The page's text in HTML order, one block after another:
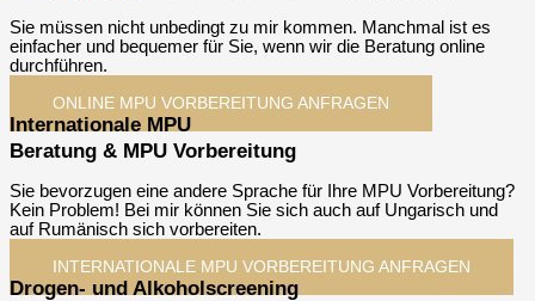
Sie müssen nicht unbedingt zu mir kommen. Manchmal ist es
einfacher und bequemer für Sie, wenn wir die Beratung online
durchführen.
ONLINE MPU VORBEREITUNG ANFRAGEN​
Internationale MPU
Beratung & MPU Vorbereitung
Sie bevorzugen eine andere Sprache für Ihre MPU Vorbereitung?
Kein Problem! Bei mir können Sie sich auch auf Ungarisch und
auf Rumänisch sich vorbereiten.
INTERNATIONALE MPU VORBEREITUNG ANFRAGEN​
Drogen- und Alkoholscreening